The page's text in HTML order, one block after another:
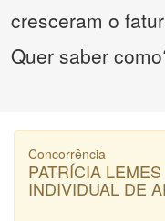
cresceram o
Quer saber
Concorrência
PATRÍCIA
INDIVIDUAL DE